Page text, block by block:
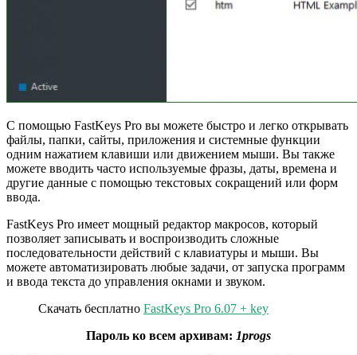
С помощью FastKeys Pro вы можете быстро и легко открывать
файлы, папки, сайты, приложения и системные функции
одним нажатием клавиши или движением мыши. Вы также
можете вводить часто используемые фразы, даты, времена и
другие данные с помощью текстовых сокращений или форм
ввода.
FastKeys Pro имеет мощный редактор макросов, который
позволяет записывать и воспроизводить сложные
последовательности действий с клавиатуры и мыши. Вы
можете автоматизировать любые задачи, от запуска программ
и ввода текста до управления окнами и звуком.
Скачать бесплатно FastKeys Pro 6.07 + key
Пароль ко всем архивам: 1progs